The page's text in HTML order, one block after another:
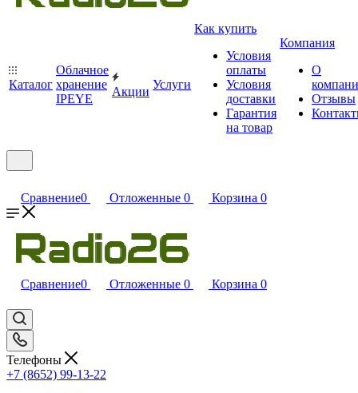
Каталог
Облачное
хранение
IPEYE
Акции
Услуги
Как купить
Условия
оплаты
Условия
доставки
Гарантия
на товар
Компания
О
Отзывы
Сравнение0 Отложенные 0 Корзина 0
Сравнение0 Отложенные 0 Корзина 0
Телефоны
+7 (8652) 99-13-22